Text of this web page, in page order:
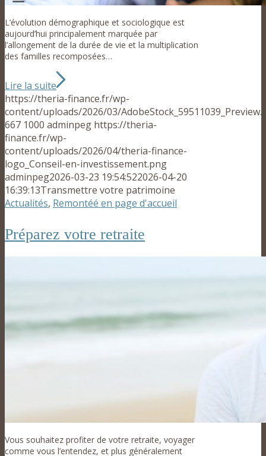
L’évolution démographique et sociologique est
aujourd’hui principalement marquée par
l’allongement de la durée de vie et la multiplication
des familles recomposées…
Lire la suite
https://theria-finance.fr/wp-
content/uploads/2026/03/
667 1000 adminpeg https://theria-
finance.fr/wp-
content/uploads/2026/04/theria-finance-
logo_Conseil-en-investissement.png
adminpeg2026-03-23 19:54:522026-04-20
16:39:13Transmettre votre patrimoine
Actualités, Remontéé en page d'accueil
Préparez votre retraite
Vous souhaitez profiter de votre retraite, voyager
comme vous l’entendez, et plus généralement